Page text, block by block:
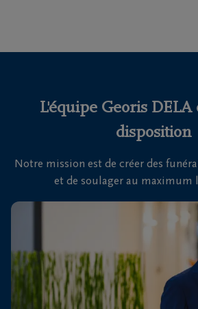
décès
centres
funéraires
posées
Nous
L'équipe Georis DELA
disposition
Notre mission est de créer des
et de soulager au maximum